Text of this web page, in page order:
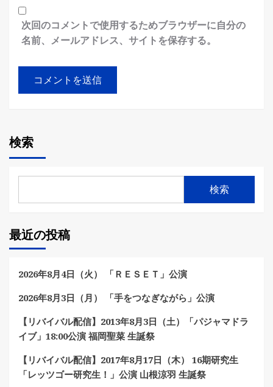
次回のコメントで使用するためブラウザーに自分の
名前、メールアドレス、サイトを保存する。
検索
検索
最近の投稿
2026年8月4日（火） 「ＲＥＳＥＴ」公演
2026年8月3日（月） 「手をつなぎながら」公演
【リバイバル配信】2013年8月3日（土）「パジャマドラ
イブ」18:00公演 福岡聖菜 生誕祭
【リバイバル配信】2017年8月17日（木） 16期研究生
「レッツゴー研究生！」公演 山根涼羽 生誕祭